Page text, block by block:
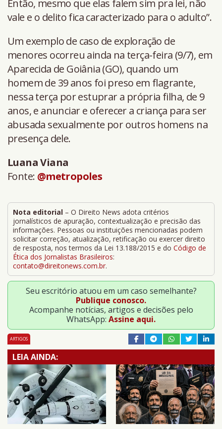
Então, mesmo que elas falem sim pra lei, não
vale e o delito fica caracterizado para o adulto”.
Um exemplo de caso de exploração de
menores ocorreu ainda na terça-feira (9/7), em
Aparecida de Goiânia (GO), quando um
homem de 39 anos foi preso em flagrante,
nessa terça por estuprar a própria filha, de 9
anos, e anunciar e oferecer a criança para ser
abusada sexualmente por outros homens na
presença dele.
Luana Viana
Fonte: @metropoles
Nota editorial – O Direito News adota critérios
jornalísticos de apuração, contextualização e precisão das
informações. Pessoas ou instituições mencionadas podem
solicitar correção, atualização, retificação ou exercer direito
de resposta, nos termos da Lei 13.188/2015 e do Código de
Ética dos Jornalistas Brasileiros:
contato@direitonews.com.br.
Seu escritório atuou em um caso semelhante?
Publique conosco.
Acompanhe notícias, artigos e decisões pelo
WhatsApp: Assine aqui.
ARTIGOS
LEIA AINDA: